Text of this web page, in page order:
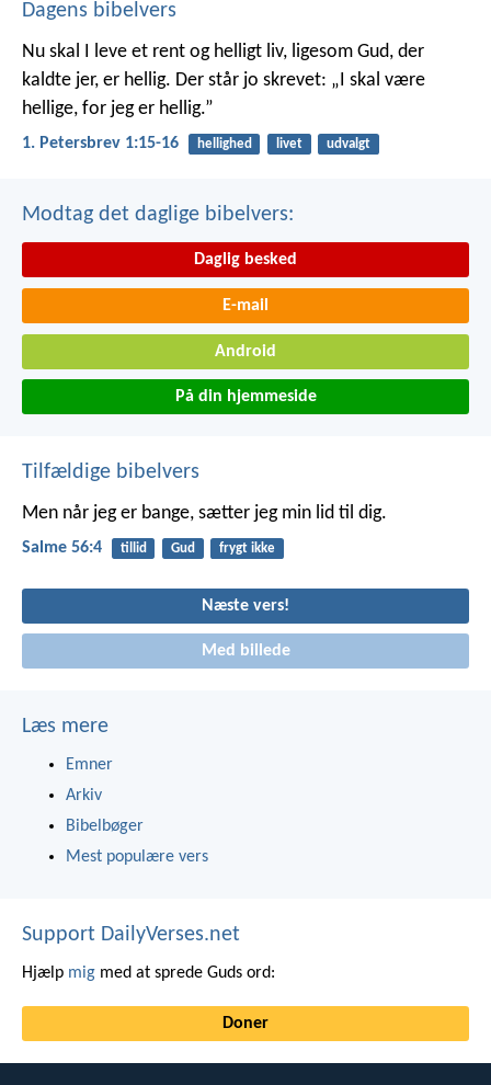
Dagens bibelvers
Nu skal I leve et rent og helligt liv, ligesom Gud, der
kaldte jer, er hellig. Der står jo skrevet: „I skal være
hellige, for jeg er hellig.”
1. Petersbrev 1:15-16 hellighed livet udvalgt
Modtag det daglige bibelvers:
Daglig besked
E-mail
Android
På din hjemmeside
Tilfældige bibelvers
Men når jeg er bange, sætter jeg min lid til dig.
Salme 56:4 tillid Gud frygt ikke
Næste vers!
Med billede
Læs mere
Emner
Arkiv
Bibelbøger
Mest populære vers
Support DailyVerses.net
Hjælp mig med at sprede Guds ord:
Doner